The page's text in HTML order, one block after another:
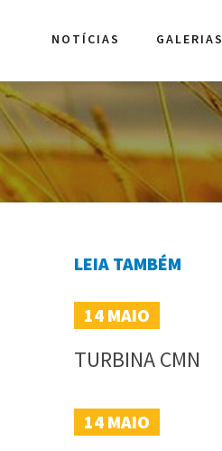
NOTÍCIAS GALERIAS
LEIA TAMBÉM
14 MAIO
TURBINA CMN
14 MAIO